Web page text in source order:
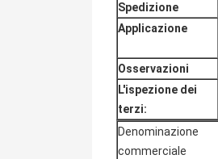
Spedizione
Applicazione
Osservazioni
L'ispezione dei
terzi:
Denominazione
commerciale